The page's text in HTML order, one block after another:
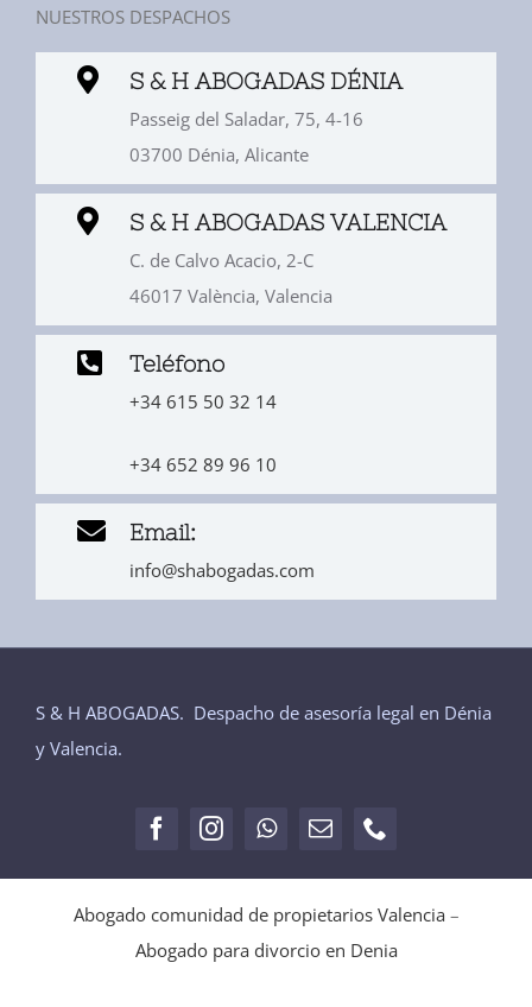
NUESTROS DESPACHOS
S & H ABOGADAS DÉNIA
Passeig del Saladar, 75, 4-16
03700 Dénia, Alicante
S & H ABOGADAS VALENCIA
C. de Calvo Acacio, 2-C
46017 València, Valencia
Teléfono
+34 615 50 32 14
+34 652 89 96 10
Email:
info@shabogadas.com
S & H ABOGADAS. Despacho de asesoría legal en Dénia
y Valencia.
Abogado comunidad de propietarios Valencia –
Abogado para divorcio en Denia